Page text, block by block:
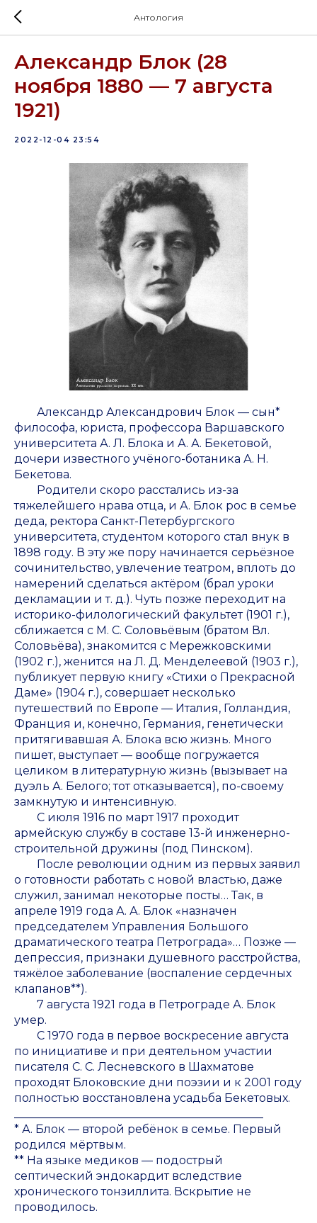
Антология
Александр Блок (28
ноября 1880 — 7 августа
1921)
2022-12-04 23:54
Александр Александрович Блок — сын*
философа, юриста, профессора Варшавского
университета А. Л. Блока и А. А. Бекетовой,
дочери известного учёного-ботаника А. Н.
Бекетова.
Родители скоро расстались из-за
тяжелейшего нрава отца, и А. Блок рос в семье
деда, ректора Санкт-Петербургского
университета, студентом которого стал внук в
1898 году. В эту же пору начинается серьёзное
сочинительство, увлечение театром, вплоть до
намерений сделаться актёром (брал уроки
декламации и т. д.). Чуть позже переходит на
историко-филологический факультет (1901 г.),
сближается с М. С. Соловьёвым (братом Вл.
Соловьёва), знакомится с Мережковскими
(1902 г.), женится на Л. Д. Менделеевой (1903 г.),
публикует первую книгу «Стихи о Прекрасной
Даме» (1904 г.), совершает несколько
путешествий по Европе — Италия, Голландия,
Франция и, конечно, Германия, генетически
притягивавшая А. Блока всю жизнь. Много
пишет, выступает — вообще погружается
целиком в литературную жизнь (вызывает на
дуэль А. Белого; тот отказывается), по-своему
замкнутую и интенсивную.
С июля 1916 по март 1917 проходит
армейскую службу в составе 13-й инженерно-
строительной дружины (под Пинском).
После революции одним из первых заявил
о готовности работать с новой властью, даже
служил, занимал некоторые посты… Так, в
апреле 1919 года А. А. Блок «назначен
председателем Управления Большого
драматического театра Петрограда»… Позже —
депрессия, признаки душевного расстройства,
тяжёлое заболевание (воспаление сердечных
клапанов**).
7 августа 1921 года в Петрограде А. Блок
умер.
С 1970 года в первое воскресение августа
по инициативе и при деятельном участии
писателя С. С. Лесневского в Шахматове
проходят Блоковские дни поэзии и к 2001 году
полностью восстановлена усадьба Бекетовых.
* А. Блок — второй ребёнок в семье. Первый
родился мёртвым.
** На языке медиков — подострый
септический эндокардит вследствие
хронического тонзиллита. Вскрытие не
проводилось.